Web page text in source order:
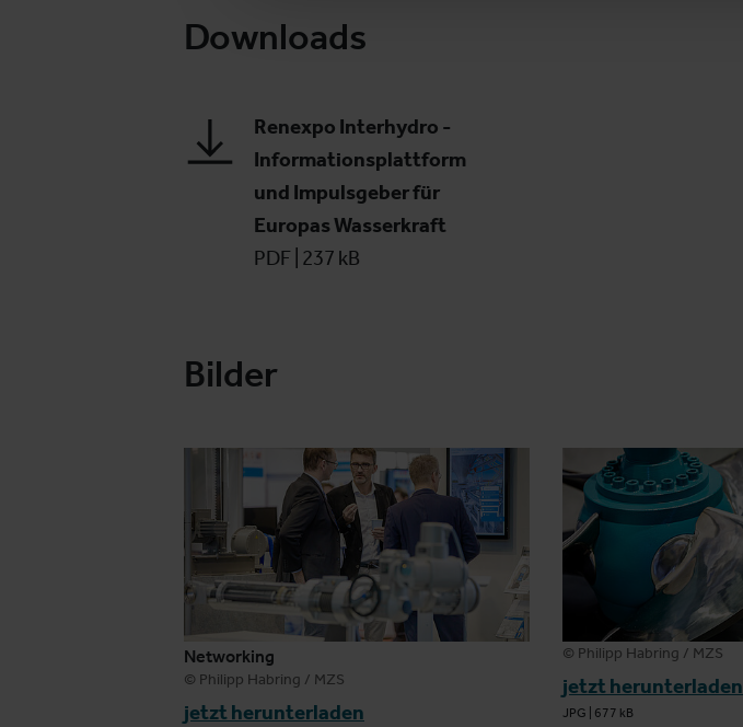
Downloads
Renexpo Interhydro -
Informationsplattform
und Impulsgeber für
Europas Wasserkraft
PDF 237 kB
Bilder
Networking
© Philipp Habring / MZS
jetzt herunterladen
© Philipp Habring / MZS
jetzt herunterladen
JPG 677 kB